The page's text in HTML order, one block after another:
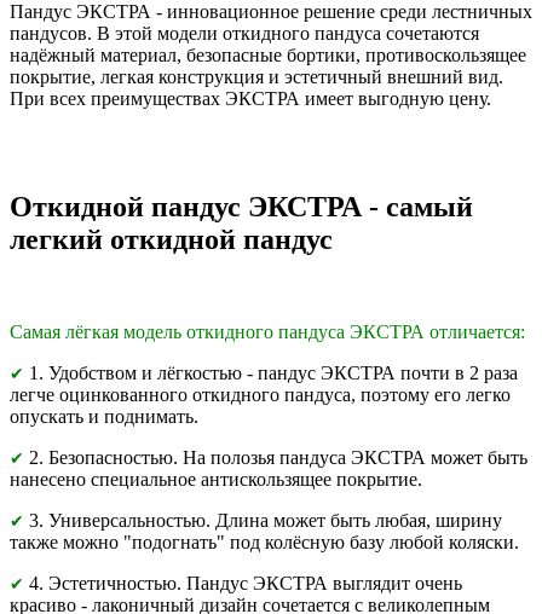
Пандус ЭКСТРА - инновационное решение среди лестничных
пандусов. В этой модели откидного пандуса сочетаются
надёжный материал, безопасные бортики, противоскользящее
покрытие, легкая конструкция и эстетичный внешний вид.
При всех преимуществах ЭКСТРА имеет выгодную цену.
Откидной пандус ЭКСТРА - самый
легкий откидной пандус
Самая лёгкая модель откидного пандуса ЭКСТРА отличается:
✔ 1. Удобством и лёгкостью - пандус ЭКСТРА почти в 2 раза
легче оцинкованного откидного пандуса, поэтому его легко
опускать и поднимать.
✔ 2. Безопасностью. На полозья пандуса ЭКСТРА может быть
нанесено специальное антискользящее покрытие.
✔ 3. Универсальностью. Длина может быть любая, ширину
также можно "подогнать" под колёсную базу любой коляски.
✔ 4. Эстетичностью. Пандус ЭКСТРА выглядит очень
красиво - лаконичный дизайн сочетается с великолепным